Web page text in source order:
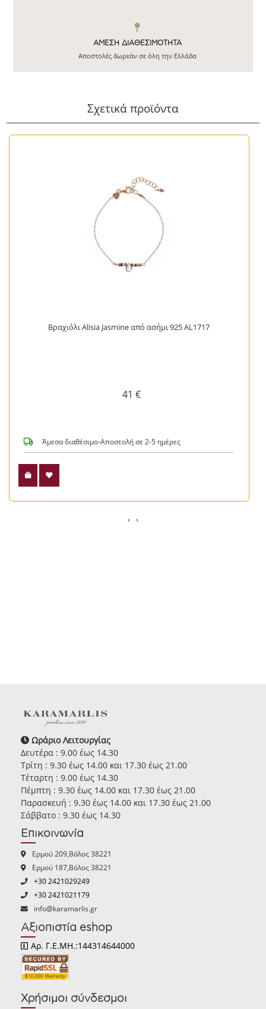
ΆΜΕΣΗ ΔΙΑΘΕΣΙΜΌΤΗΤΑ
Αποστολές δωρεάν σε όλη την Ελλάδα
Σχετικά προϊόντα
Βραχιόλι Alisia Jasmine από ασήμι 925 AL1717
41 €
Άμεσα διαθέσιμο-Αποστολή σε 2-5 ημέρες
‹ ›
Ωράριο Λειτουργίας
Δευτέρα : 9.00 έως 14.30
Τρίτη : 9.30 έως 14.00 και 17.30 έως 21.00
Τέταρτη : 9.00 έως 14.30
Πέμπτη : 9.30 έως 14.00 και 17.30 έως 21.00
Παρασκευή : 9.30 έως 14.00 και 17.30 έως 21.00
Σάββατο : 9.30 έως 14.30
Επικοινωνία
Ερμού 209,Βόλος 38221
Ερμού 187,Βόλος 38221
+30 2421029249
+30 2421021179
info@karamarlis.gr
Αξιοπιστία eshop
Αρ. Γ.Ε.ΜΗ.:144314644000
Χρήσιμοι σύνδεσμοι